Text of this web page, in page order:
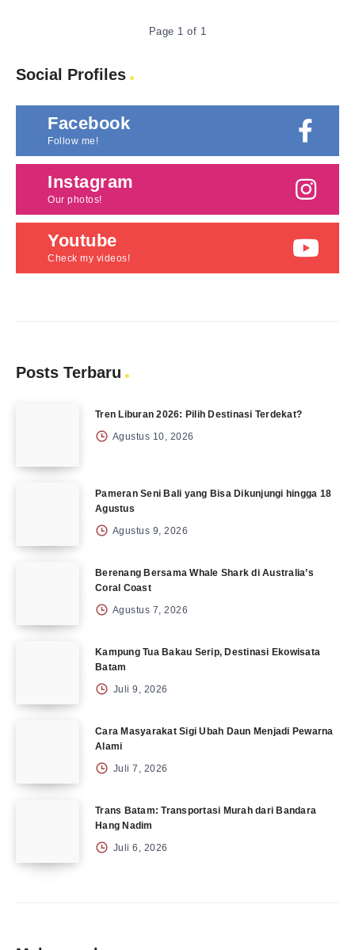
Page 1 of 1
Social Profiles
Facebook
Follow me!
Instagram
Our photos!
Youtube
Check my videos!
Posts Terbaru
Tren Liburan 2026: Pilih Destinasi Terdekat?
Agustus 10, 2026
Pameran Seni Bali yang Bisa Dikunjungi hingga 18
Agustus
Agustus 9, 2026
Berenang Bersama Whale Shark di Australia’s
Coral Coast
Agustus 7, 2026
Kampung Tua Bakau Serip, Destinasi Ekowisata
Batam
Juli 9, 2026
Cara Masyarakat Sigi Ubah Daun Menjadi Pewarna
Alami
Juli 7, 2026
Trans Batam: Transportasi Murah dari Bandara
Hang Nadim
Juli 6, 2026